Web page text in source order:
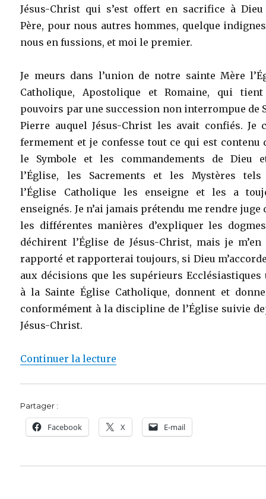
Jésus-Christ qui s’est offert en sacrifice à
Père, pour nous autres hommes, quelque
nous en fussions, et moi le premier.
Je meurs dans l’union de notre sainte Mère
Catholique, Apostolique et Romaine, qui
pouvoirs par une succession non interrompue de
Pierre auquel Jésus-Christ les avait confiés. Je
fermement et je confesse tout ce qui est contenu
le Symbole et les commandements de Dieu
l’Église, les Sacrements et les Mystères tels
l’Église Catholique les enseigne et les a
enseignés. Je n’ai jamais prétendu me rendre juge
les différentes manières d’expliquer les
déchirent l’Église de Jésus-Christ, mais je m’en
rapporté et rapporterai toujours, si Dieu
aux décisions que les supérieurs Ecclésiastiques
à la Sainte Église Catholique, donnent et
conformément à la discipline de l’Église suivie
Jésus-Christ.
Continuer la lecture
Partager :
Facebook X E-mail